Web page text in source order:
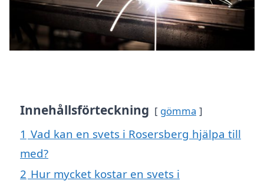
Innehållsförteckning gömma
1 Vad kan en svets i Rosersberg hjälpa till
med?
2 Hur mycket kostar en svets i